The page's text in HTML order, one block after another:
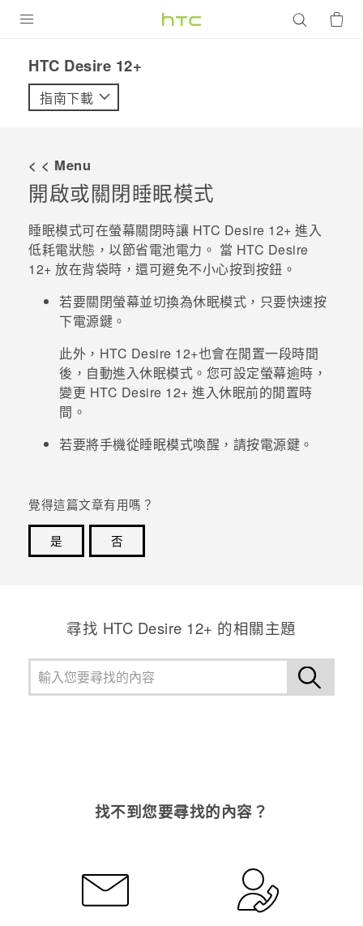
VIVE
優惠專區
校園專案
企業採購
銷售通路
VIVELAND
HTC Desire 12+‎
指南下載
< < Menu
開啟或關閉睡眠模式
睡眠模式可在螢幕關閉時讓 HTC Desire 12+ 進入
低耗電狀態，以節省電池電力。 當 HTC Desire
12+ 放在背袋時，還可避免不小心按到按鈕。
若要關閉螢幕並切換為休眠模式，只要快速按
下電源鍵。
此外， HTC Desire 12+也會在閒置一段時間
後，自動進入休眠模式。您可設定螢幕逾時，
變更 HTC Desire 12+ 進入休眠前的閒置時
間。
若要將手機從睡眠模式喚醒，請按電源鍵。
覺得這篇文章有用嗎？
是
否
尋找 HTC Desire 12+ 的相關主題
找不到您要尋找的內容？